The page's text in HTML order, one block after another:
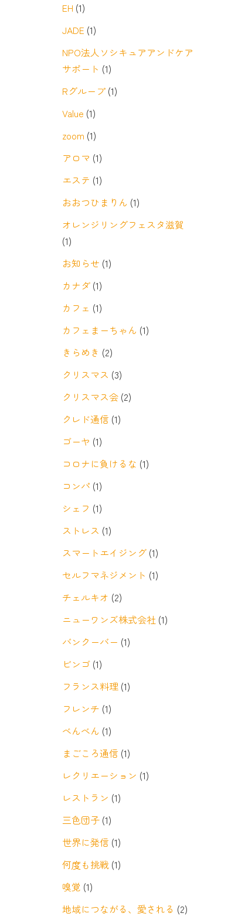
EH (1)
JADE (1)
NPO法人ソシキュアアンドケア
サポート (1)
Rグループ(1)
Value (1)
zoom (1)
アロマ (1)
エステ (1)
おおつひまりん (1)
オレンジリングフェスタ滋賀
(1)
お知らせ (1)
カナダ(1)
カフェ (1)
カフェまーちゃん (1)
きらめき (2)
クリスマス (3)
クリスマス会(2)
クレド通信 (1)
ゴーヤ (1)
コロナに負けるな (1)
コンパ (1)
シェフ (1)
ストレス (1)
スマートエイジング(1)
セルフマネジメント (1)
チェルキオ (2)
ニューワンズ株式会社 (1)
バンクーバー (1)
ビンゴ(1)
フランス料理(1)
フレンチ (1)
べんべん (1)
まごころ通信 (1)
レクリエーション (1)
レストラン (1)
三色団子(1)
世界に発信 (1)
何度も挑戦(1)
嗅覚 (1)
地域につながる、愛される (2)